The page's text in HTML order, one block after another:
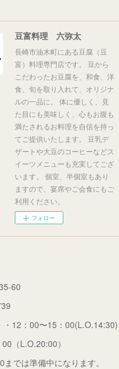
豆富料理 六弥太
長崎市油木町にある豆腐（豆
富）料理専門店です。 豆から
こだわったお豆腐を、和食、洋
食、旬を取り入れて、オリジナ
ルの一品に。 体に優しく、見
た目にも美味しく、心もお腹も
満たされるお料理を自信を持っ
てご提供いたします。 豆乳デ
ザートや大豆のコーヒーなどス
イーツメニューも充実してござ
います。 個室、半個室もあり
ますので、宴席やご会食にもご
利用ください。
フォロー
35-60
・12：00〜15：00(L.O.14:30)
（L.O.20:00）
では準備中になります。